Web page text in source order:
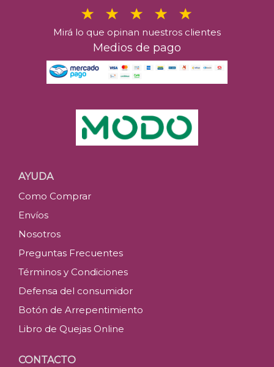
Mirá lo que opinan nuestros clientes
Medios de pago
AYUDA
Como Comprar
Envíos
Nosotros
Preguntas Frecuentes
Términos y Condiciones
Defensa del consumidor
Botón de Arrepentimiento
Libro de Quejas Online
CONTACTO